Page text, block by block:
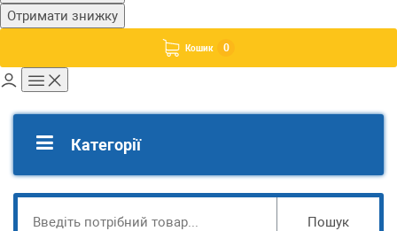
Отримати знижку
Кошик 0
Категорії
Пошук